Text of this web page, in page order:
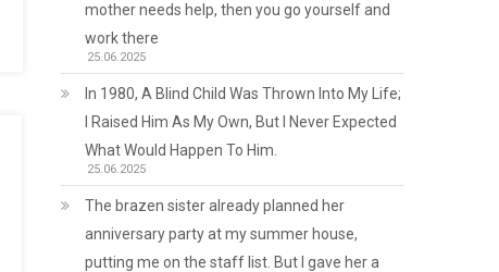
mother needs help, then you go yourself and
work there
25.06.2025
In 1980, A Blind Child Was Thrown Into My Life;
I Raised Him As My Own, But I Never Expected
What Would Happen To Him.
25.06.2025
The brazen sister already planned her
anniversary party at my summer house,
putting me on the staff list. But I gave her a